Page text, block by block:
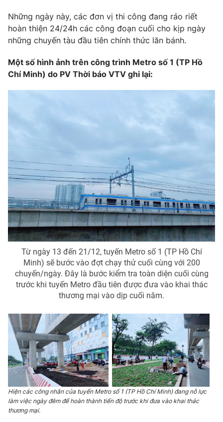
Tư vấn
Chuyên mục khác
Emagazine Podcast
Photo Infographic
VTV Thể thao
VTV Sức khoẻ Bất động sản
Thị trường 24h Tấm lòng Việt
VTV4 Vươn mình bằng AI
VTV9 VTV8
Liên hệ tòa soạn English
THỜI BÁO VTV
Theo dõi báo trên
Cơ quan chủ quản:Đài Truyền hình Việt Nam
Những ngày này, các đơn vị thi công đang ráo riết
hoàn thiện 24/24h các công đoạn cuối cho kịp ngày
những chuyến tàu đầu tiên chính thức lăn bánh.
Một số hình ảnh trên công trình Metro số 1 (TP Hồ
Chí Minh) do PV Thời báo VTV ghi lại:
Từ ngày 13 đến 21/12, tuyến Metro số 1 (TP Hồ Chí
Minh) sẽ bước vào đợt chạy thử cuối cùng với 200
chuyến/ngày. Đây là bước kiểm tra toàn diện cuối cùng
trước khi tuyến Metro đầu tiên được đưa vào khai thác
thương mại vào dịp cuối năm.
Hiện các công nhân của tuyến Metro số 1 (TP Hồ Chí Minh) đang nỗ lực
làm việc ngày đêm để hoàn thành tiến độ trước khi đưa vào khai thác
thương mại.